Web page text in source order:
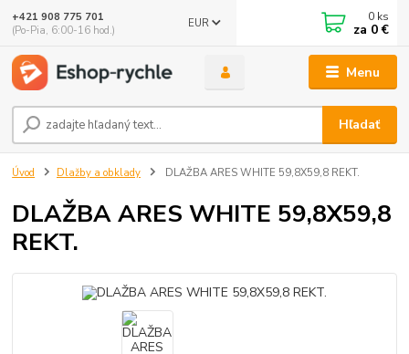
Menu
EUR
Hľadať
+421 908 775 701
(Po-Pia, 6:00-16 hod.)
0 ks
za 0 €
Úvod Dlažby a obklady DLAŽBA ARES WHITE 59,8X59,8 REKT.
DLAŽBA ARES WHITE 59,8X59,8
REKT.